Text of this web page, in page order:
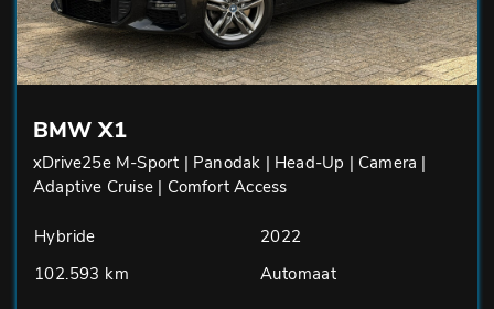
BMW X1
xDrive25e M-Sport | Panodak | Head-Up | Camera |
Adaptive Cruise | Comfort Access
Hybride
2022
102.593 km
Automaat